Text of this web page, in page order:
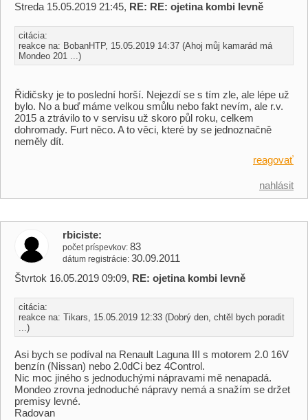
Streda 15.05.2019 21:45, RE: RE: ojetina kombi levně
citácia:
reakce na: BobanHTP, 15.05.2019 14:37 (Ahoj můj kamarád má
Mondeo 201 ...)
Řidičsky je to poslední horší. Nejezdí se s tím zle, ale lépe už
bylo. No a buď máme velkou smůlu nebo fakt nevím, ale r.v.
2015 a ztrávilo to v servisu už skoro půl roku, celkem
dohromady. Furt něco. A to věci, které by se jednoznačně
neměly dít.
reagovať
nahlásit
rbiciste
počet príspevkov 83
dátum registrácie 30.09.2011
Štvrtok 16.05.2019 09:09, RE: ojetina kombi levně
citácia:
reakce na: Tikars, 15.05.2019 12:33 (Dobrý den, chtěl bych poradit
...)
Asi bych se podíval na Renault Laguna III s motorem 2.0 16V
benzín (Nissan) nebo 2.0dCi bez 4Control.
Nic moc jiného s jednoduchými nápravami mě nenapadá.
Mondeo zrovna jednoduché nápravy nemá a snažím se držet
premisy levné.
Radovan